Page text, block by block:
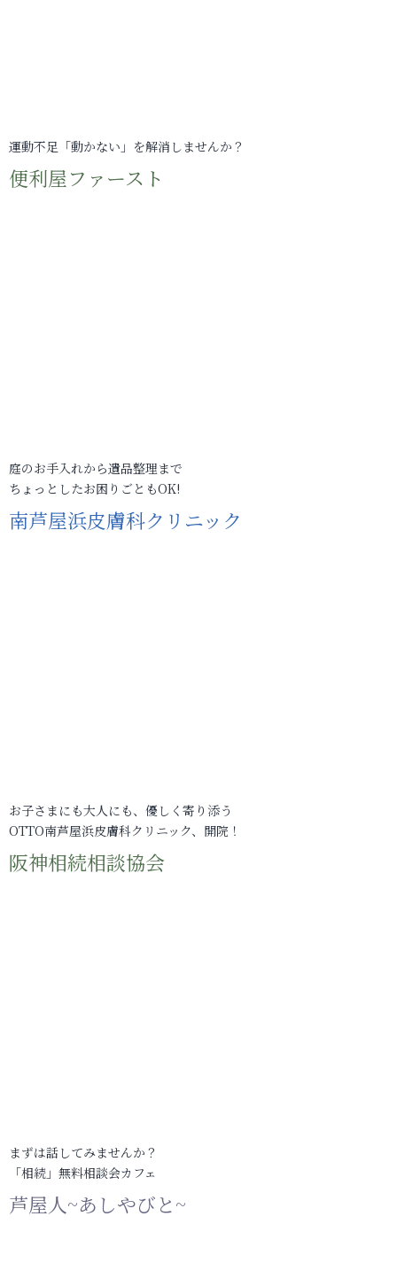
運動不足「動かない」を解消しませんか？
便利屋ファースト
庭のお手入れから遺品整理まで
ちょっとしたお困りごともOK!
南芦屋浜皮膚科クリニック
お子さまにも大人にも、優しく寄り添う
OTTO南芦屋浜皮膚科クリニック、開院！
阪神相続相談協会
まずは話してみませんか？
「相続」無料相談会カフェ
芦屋人~あしやびと~